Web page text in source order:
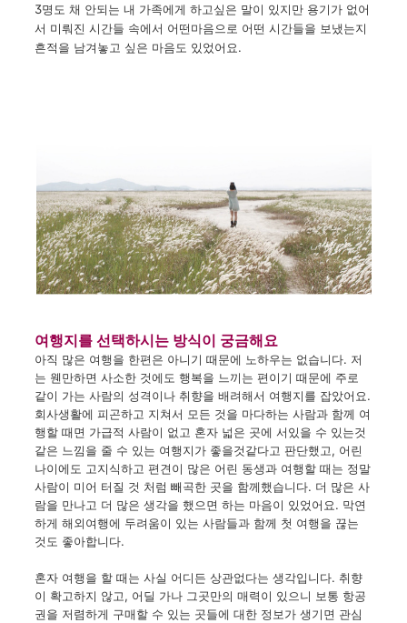
3명도 채 안되는 내 가족에게 하고싶은 말이 있지만 용기가 없어
서 미뤄진 시간들 속에서 어떤마음으로 어떤 시간들을 보냈는지
흔적을 남겨놓고 싶은 마음도 있었어요.
여행지를 선택하시는 방식이 궁금해요
아직 많은 여행을 한편은 아니기 때문에 노하우는 없습니다. 저
는 웬만하면 사소한 것에도 행복을 느끼는 편이기 때문에 주로
같이 가는 사람의 성격이나 취향을 배려해서 여행지를 잡았어요.
회사생활에 피곤하고 지쳐서 모든 것을 마다하는 사람과 함께 여
행할 때면 가급적 사람이 없고 혼자 넓은 곳에 서있을 수 있는것
같은 느낌을 줄 수 있는 여행지가 좋을것같다고 판단했고, 어린
나이에도 고지식하고 편견이 많은 어린 동생과 여행할 때는 정말
사람이 미어 터질 것 처럼 빼곡한 곳을 함께했습니다. 더 많은 사
람을 만나고 더 많은 생각을 했으면 하는 마음이 있었어요. 막연
하게 해외여행에 두려움이 있는 사람들과 함께 첫 여행을 끊는
것도 좋아합니다.
혼자 여행을 할 때는 사실 어디든 상관없다는 생각입니다. 취향
이 확고하지 않고, 어딜 가나 그곳만의 매력이 있으니 보통 항공
권을 저렴하게 구매할 수 있는 곳들에 대한 정보가 생기면 관심